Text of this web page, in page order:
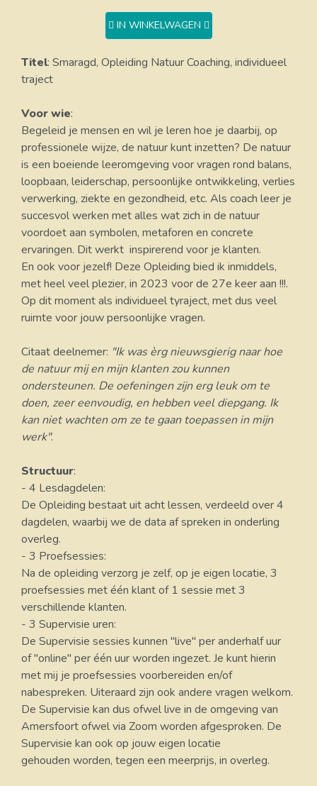
IN WINKELWAGEN
Titel: Smaragd, Opleiding Natuur Coaching, individueel
traject
Voor wie:
Begeleid je mensen en wil je leren hoe je daarbij, op
professionele wijze, de natuur kunt inzetten? De natuur
is een boeiende leeromgeving voor vragen rond balans,
loopbaan, leiderschap, persoonlijke ontwikkeling, verlies
verwerking, ziekte en gezondheid, etc. Als coach leer je
succesvol werken met alles wat zich in de natuur
voordoet aan symbolen, metaforen en concrete
ervaringen. Dit werkt inspirerend voor je klanten.
En ook voor jezelf! Deze Opleiding bied ik inmiddels,
met heel veel plezier, in 2023 voor de 27e keer aan !!!.
Op dit moment als individueel tyraject, met dus veel
ruimte voor jouw persoonlijke vragen.
Citaat deelnemer: "Ik was èrg nieuwsgierig naar hoe
de natuur mij en mijn klanten zou kunnen
ondersteunen. De oefeningen zijn erg leuk om te
doen, zeer eenvoudig, en hebben veel diepgang. Ik
kan niet wachten om ze te gaan toepassen in mijn
werk".
Structuur:
- 4 Lesdagdelen:
De Opleiding bestaat uit acht lessen, verdeeld over 4
dagdelen, waarbij we de data af spreken in onderling
overleg.
- 3 Proefsessies:
Na de opleiding verzorg je zelf, op je eigen locatie, 3
proefsessies met één klant of 1 sessie met 3
verschillende klanten.
- 3 Supervisie uren:
De Supervisie sessies kunnen "live" per anderhalf uur
of "online" per één uur worden ingezet. Je kunt hierin
met mij je proefsessies voorbereiden en/of
nabespreken. Uiteraard zijn ook andere vragen welkom.
De Supervisie kan dus ofwel live in de omgeving van
Amersfoort ofwel via Zoom worden afgesproken. De
Supervisie kan ook op jouw eigen locatie
gehouden worden, tegen een meerprijs, in overleg.